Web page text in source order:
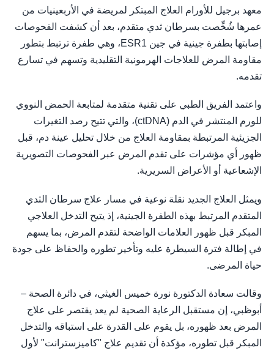
معهد برجيل للأورام العلاج المبتكر لمريضة في الأربعينيات من
عمرها شُخِّصت بسرطان ثدي متقدم، بعد أن كشفت الفحوصات
إصابتها بطفرة جينية في جين ESR1، وهي طفرة ترتبط بتطور
مقاومة المرض للعلاجات الهرمونية التقليدية وتسهم في تسارع
تقدمه.
واعتمد الفريق الطبي على تقنية متقدمة لمتابعة الحمض النووي
للورم المنتشر في الدم (ctDNA)، والتي تتيح رصد التغيرات
الجزيئية المرتبطة بمقاومة العلاج من خلال تحليل عينة دم، قبل
ظهور أي مؤشرات على تقدم المرض عبر الفحوصات التصويرية
الإشعاعية أو الأعراض السريرية.
ويمثل العلاج الجديد نقلة نوعية في مسار علاج سرطان الثدي
المتقدم المرتبط بهذه الطفرة الجينية، إذ يتيح التدخل العلاجي
المبكر قبل ظهور العلامات الواضحة لتقدم المرض، بما يسهم
في إطالة فترة السيطرة عليه وتأخير تطوره والحفاظ على جودة
حياة المرضى.
وقالت سعادة الدكتورة نورة خميس الغيثي، في دائرة الصحة –
أبوظبي، إن مستقبل الرعاية الصحية لم يعد يقتصر على علاج
المرض بعد ظهوره، بل يقوم على القدرة على استباقه والتدخل
المبكر قبل تطوره، مؤكدة أن تقديم علاج "كاميزسترانت" لأول